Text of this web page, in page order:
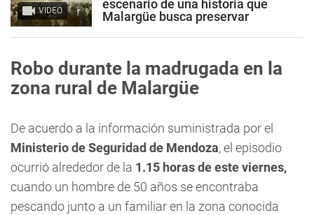
VIDEO
escenario de una historia que
Malargüe busca preservar
Robo durante la madrugada en la
zona rural de Malargüe
De acuerdo a la información suministrada por el
Ministerio de Seguridad de Mendoza, el episodio
ocurrió alrededor de la 1.15 horas de este viernes,
cuando un hombre de 50 años se encontraba
pescando junto a un familiar en la zona conocida